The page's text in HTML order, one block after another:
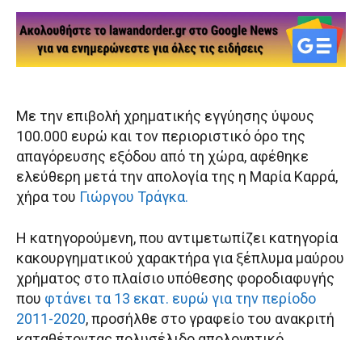
Με την επιβολή χρηματικής εγγύησης ύψους
100.000 ευρώ και τον περιοριστικό όρο της
απαγόρευσης εξόδου από τη χώρα, αφέθηκε
ελεύθερη μετά την απολογία της η Μαρία Καρρά,
χήρα του Γιώργου Τράγκα.
Η κατηγορούμενη, που αντιμετωπίζει κατηγορία
κακουργηματικού χαρακτήρα για ξέπλυμα μαύρου
χρήματος στο πλαίσιο υπόθεσης φοροδιαφυγής
που φτάνει τα 13 εκατ. ευρώ για την περίοδο
2011-2020, προσήλθε στο γραφείο του ανακριτή